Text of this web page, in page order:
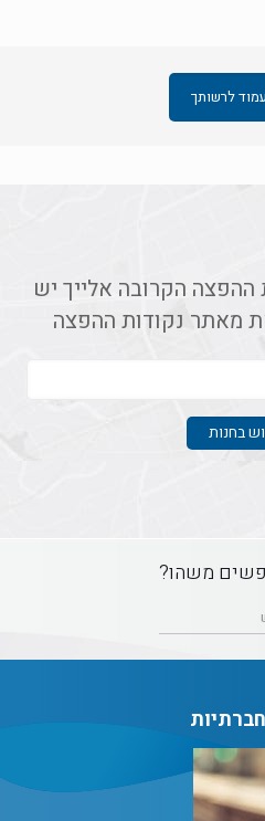
לרשותך
הקרובה אלייך יש
מאתר נקודות ההפצה
משהו?